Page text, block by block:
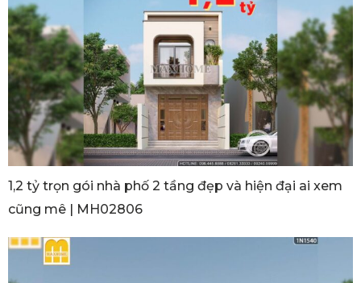
1,2 tỷ trọn gói nhà phố 2 tầng đẹp và hiện đại ai xem
cũng mê | MH02806